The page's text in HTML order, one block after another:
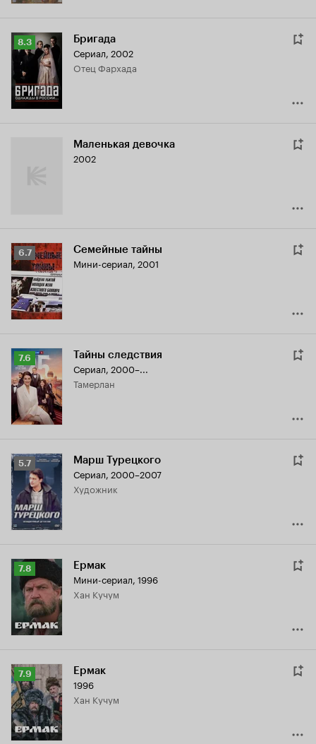
Рейтинг
Кинопоиска
8.3
8.3 Бригада
Сериал, 2002
отец Фархада
Маленькая девочка
2002
Рейтинг
Кинопоиска
6.7
6.7 Семейные тайны
Мини-сериал, 2001
Рейтинг
Кинопоиска
7.6
7.6 Тайны следствия
Сериал, 2000–...
Тамерлан
Рейтинг
Кинопоиска
5.7
5.7 Марш Турецкого
Сериал, 2000–2007
художник
Рейтинг
Кинопоиска
7.8
7.8 Ермак
Мини-сериал, 1996
хан Кучум
Рейтинг
Кинопоиска
7.9
7.9 Ермак
1996
хан Кучум